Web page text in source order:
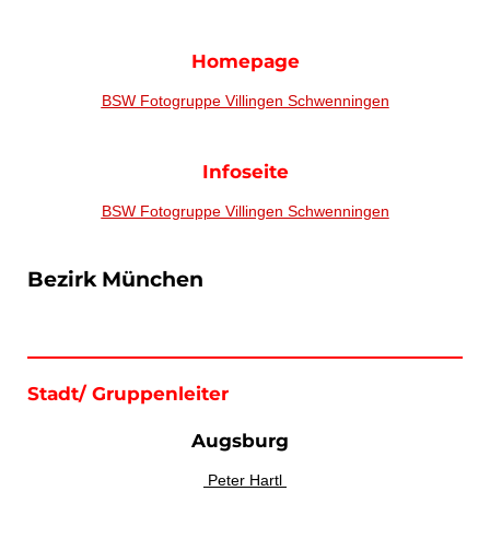
Homepage
BSW Fotogruppe Villingen Schwenningen
Infoseite
BSW Fotogruppe Villingen Schwenningen
Bezirk München
Stadt/ Gruppenleiter
Augsburg
Peter Hartl